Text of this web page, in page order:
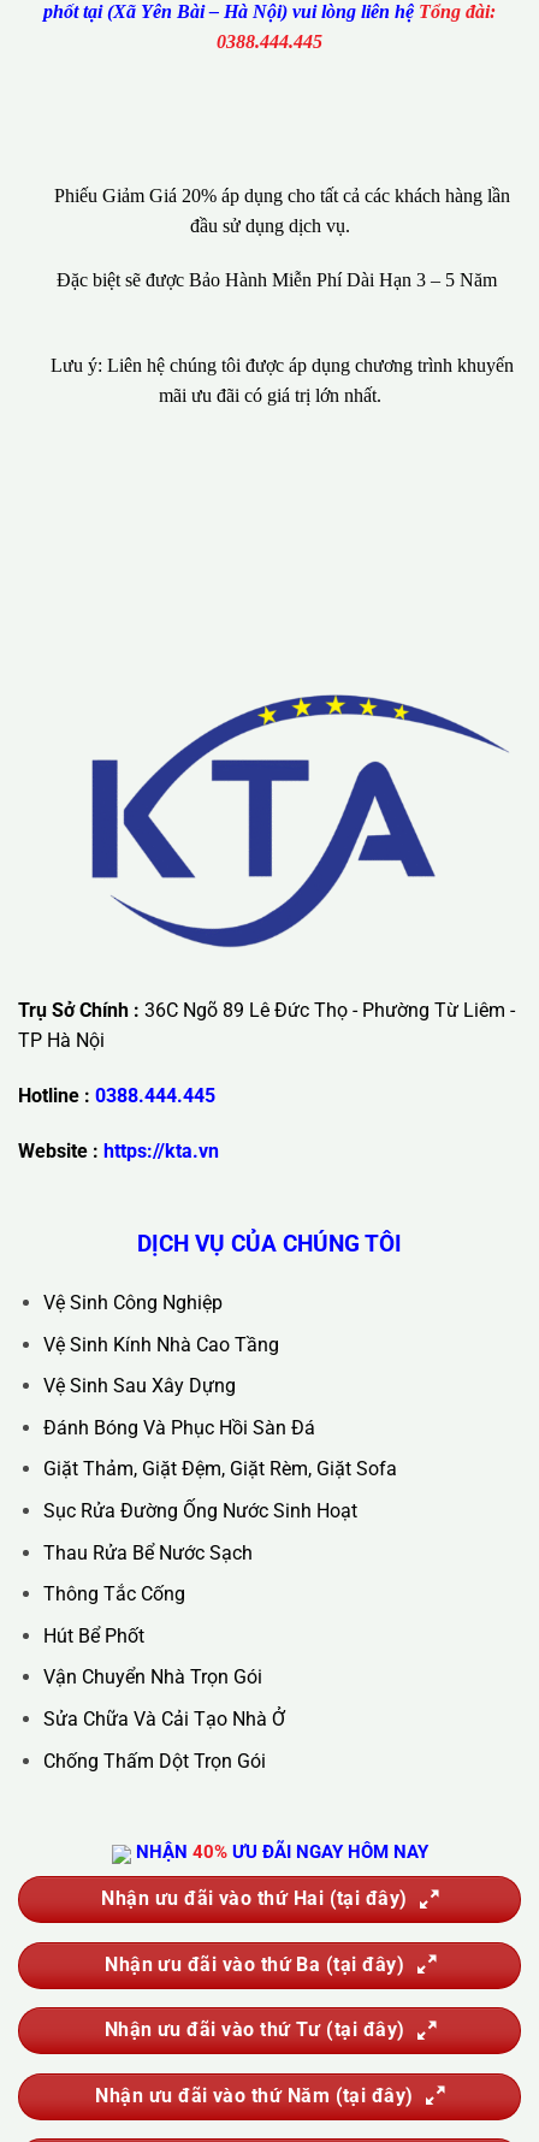
phốt tại (Xã Yên Bài – Hà Nội) vui lòng liên hệ Tổng đài:
0388.444.445
Phiếu Giảm Giá 20% áp dụng cho tất cả các khách hàng lần
đầu sử dụng dịch vụ.
Đặc biệt sẽ được Bảo Hành Miễn Phí Dài Hạn 3 – 5 Năm
Lưu ý: Liên hệ chúng tôi được áp dụng chương trình khuyến
mãi ưu đãi có giá trị lớn nhất.
Trụ Sở Chính : 36C Ngõ 89 Lê Đức Thọ - Phường Từ Liêm -
TP Hà Nội
Hotline : 0388.444.445
Website : https://kta.vn
DỊCH VỤ CỦA CHÚNG TÔI
Vệ Sinh Công Nghiệp
Vệ Sinh Kính Nhà Cao Tầng
Vệ Sinh Sau Xây Dựng
Đánh Bóng Và Phục Hồi Sàn Đá
Giặt Thảm, Giặt Đệm, Giặt Rèm, Giặt Sofa
Sục Rửa Đường Ống Nước Sinh Hoạt
Thau Rửa Bể Nước Sạch
Thông Tắc Cống
Hút Bể Phốt
Vận Chuyển Nhà Trọn Gói
Sửa Chữa Và Cải Tạo Nhà Ở
Chống Thấm Dột Trọn Gói
NHẬN 40%ƯU ĐÃI NGAY HÔM NAY
Nhận ưu đãi vào thứ Hai (tại đây)
Nhận ưu đãi vào thứ Ba (tại đây)
Nhận ưu đãi vào thứ Tư (tại đây)
Nhận ưu đãi vào thứ Năm (tại đây)